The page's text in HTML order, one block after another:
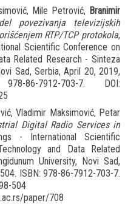
Mile Petrović, Branimir
povezivanja televizijskih
RTP/TCP protokola,
Scientific Conference on
Related Research - Sinteza
Sad, Serbia, April 20, 2019,
86-7912-703-7. DOI:
Vladimir Maksimović, Petar
Digital Radio Services in
- International Scientific
and Data Related
University, Novi Sad,
ISBN: 978-86-7912-703-7.
504
paper/708